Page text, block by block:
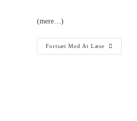
(mere…)
Fortsæt Med At Læse